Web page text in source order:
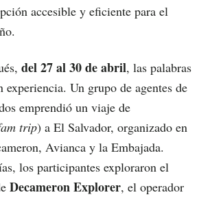
accesible y eficiente para el
del 27 al 30 de abril, las palabras
experiencia. Un grupo de agentes de
emprendió un viaje de
trip) a El Salvador, organizado en
Avianca y la Embajada.
los participantes exploraron el
Decameron Explorer, el operador